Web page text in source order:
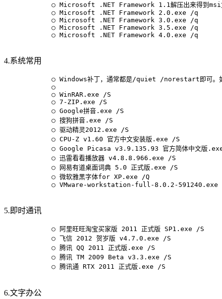
○ Microsoft .NET Framework 1.1解压出来得到msi文
            ○ Microsoft .NET Framework 2.0.exe /q
            ○ Microsoft .NET Framework 3.0.exe /q
            ○ Microsoft .NET Framework 3.5.exe /q
            ○ Microsoft .NET Framework 4.0.exe /q
4.系统常用
○ Windows补丁，通常都是/quiet /norestart即可
            ○
            ○ WinRAR.exe /S
            ○ 7-ZIP.exe /S
            ○ Google拼音.exe /S
            ○ 搜狗拼音.exe /S
            ○ 驱动精灵2012.exe /S
            ○ CPU-Z v1.60 官方中文安装版.exe /S
○ Google Picasa v3.9.135.93 官方简体中文版
            ○ 迅雷看看播放器 v4.8.8.966.exe /S
            ○ 网易有道桌面词典 5.0 正式版.exe /S
            ○ 微软雅黑字体for XP.exe /Q
○ VMware-workstation-full-8.0.2-591240.exe
5.即时通讯
            ○ 阿里旺旺淘宝买家版 2011 正式版 SP1.exe /S
            ○ 飞信 2012 贺岁版 v4.7.0.exe /S
            ○ 腾讯 QQ 2011 正式版.exe /S
            ○ 腾讯 TM 2009 Beta v3.3.exe /S
            ○ 腾讯通 RTX 2011 正式版.exe /S
6.文字办公